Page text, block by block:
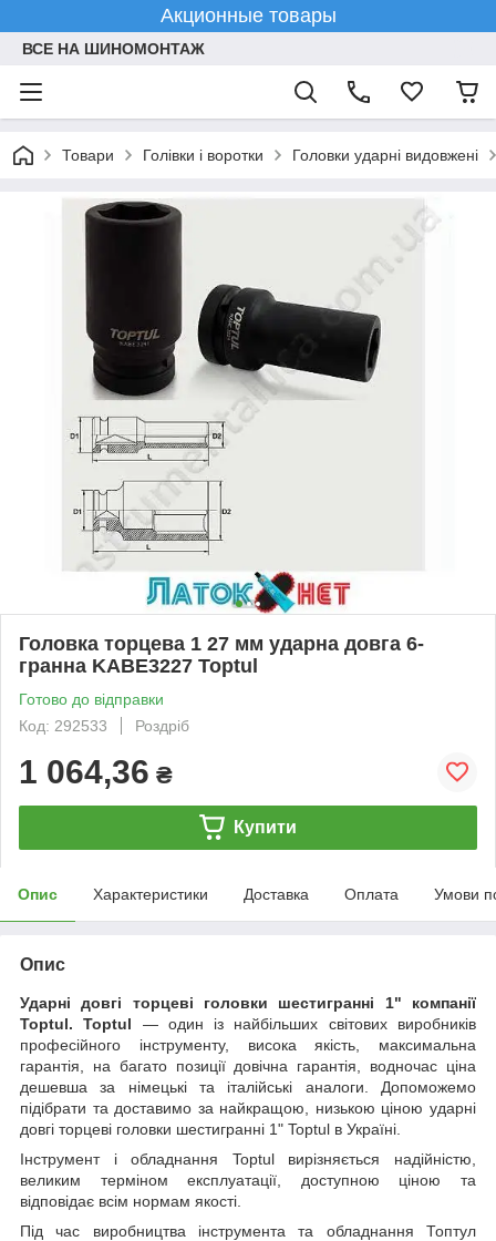
Акционные товары
ВСЕ НА ШИНОМОНТАЖ
Товари Голівки і воротки Головки ударні видовжені
Головка торцева 1 27 мм ударна довга 6-
гранна KABE3227 Toptul
Готово до відправки
Код: 292533
Роздріб
1 064,36 ₴
Купити
Опис Характеристики Доставка Оплата Умови
Опис
Ударні довгі торцеві головки шестигранні 1" компанії
Toptul.Toptul — один із найбільших світових виробників
професійного інструменту, висока якість, максимальна
гарантія, на багато позиції довічна гарантія, водночас ціна
дешевша за німецькі та італійські аналоги. Допоможемо
підібрати та доставимо за найкращою, низькою ціною ударні
довгі торцеві головки шестигранні 1" Toptul в Україні.
Інструмент і обладнання Toptul вирізняється надійністю,
великим терміном експлуатації, доступною ціною та
відповідає всім нормам якості.
Під час виробництва інструмента та обладнання Топтул